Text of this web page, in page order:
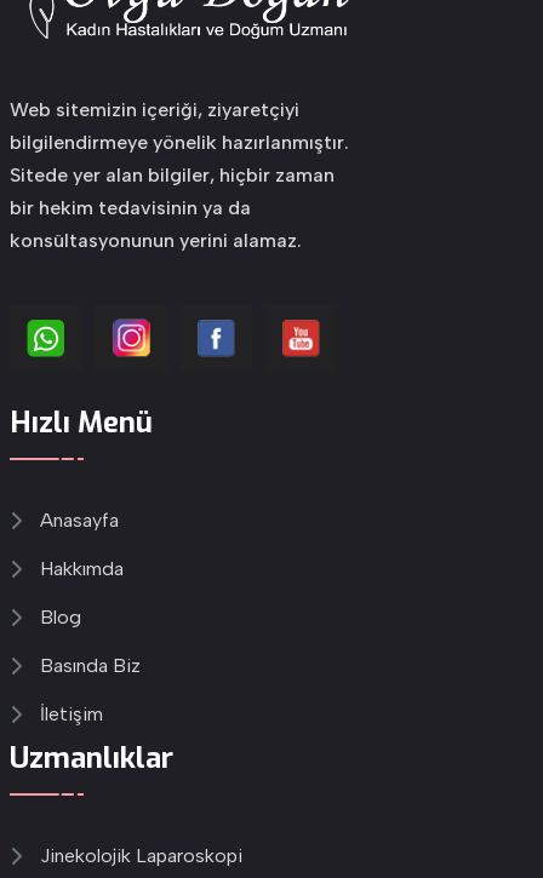
Web sitemizin içeriği, ziyaretçiyi
bilgilendirmeye yönelik hazırlanmıştır.
Sitede yer alan bilgiler, hiçbir zaman
bir hekim tedavisinin ya da
konsültasyonunun yerini alamaz.
Hızlı Menü
Anasayfa
Hakkımda
Blog
Basında Biz
İletişim
Uzmanlıklar
Jinekolojik Laparoskopi